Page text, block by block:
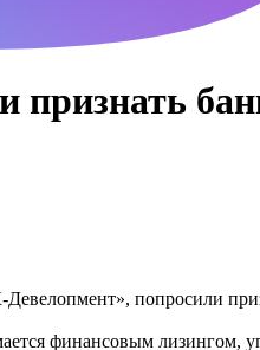
признать
попросили
финансовым лизингом,